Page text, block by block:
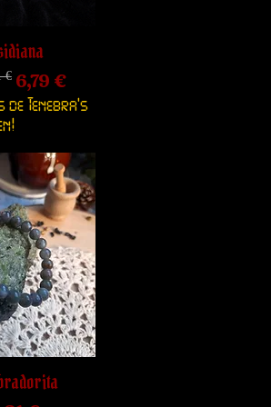
€ 6,79 €
oferta
de Tenebra's